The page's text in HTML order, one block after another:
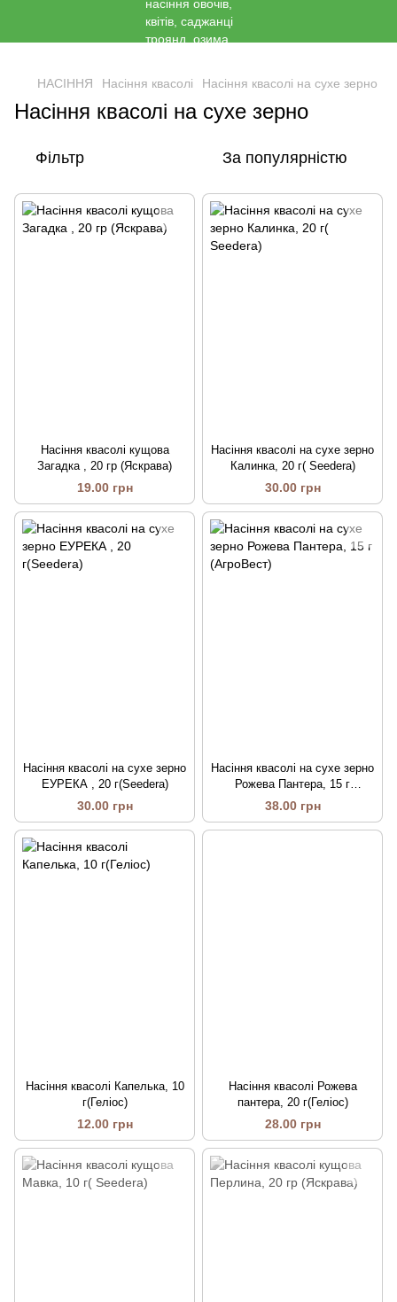
НАСІННЯ Насіння квасолі Насіння квасолі на сухе зерно
Насіння квасолі на сухе зерно
Фільтр За популярністю
Насіння квасолі кущова
Загадка , 20 гр (Яскрава)
19.00 грн
Насіння квасолі на сухе зерно
Калинка, 20 г( Seedera)
30.00 грн
Насіння квасолі на сухе зерно
ЕУРЕКА , 20 г(Seedera)
30.00 грн
Насіння квасолі на сухе зерно
Рожева Пантера, 15 г
(АгроВест)
38.00 грн
Насіння квасолі Капелька, 10
г(Геліос)
12.00 грн
Насіння квасолі Рожева
пантера, 20 г(Геліос)
28.00 грн